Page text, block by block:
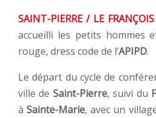
SAINT-PIERRE / LE
accueilli les petits hommes
rouge, dress code de l’APIPD.
Le départ du cycle de
ville de Saint-Pierre, suivi du
àSainte-Marie, avec un